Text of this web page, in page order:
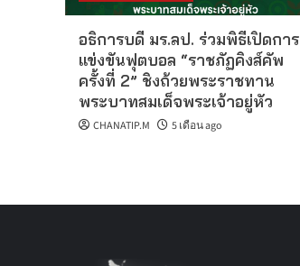
อธิการบดี มร.ลป. ร่วมพิธีเปิดการ
แข่งขันฟุตบอล “ราชภัฏคิงส์คัพ
ครั้งที่ 2” ชิงถ้วยพระราชทาน
พระบาทสมเด็จพระเจ้าอยู่หัว
CHANATIP.M 5 เดือน ago